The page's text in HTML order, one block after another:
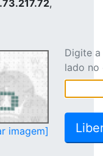
,
imagem]
Digite
lado no